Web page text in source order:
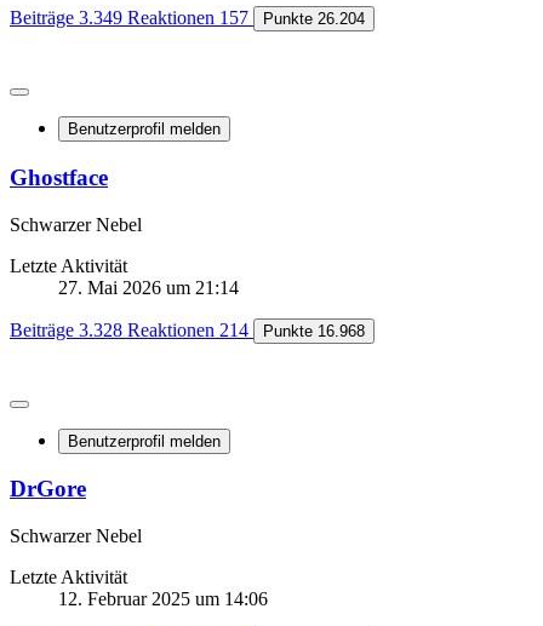
Beiträge 3.349 Reaktionen 157 Punkte 26.204
Benutzerprofil melden
Ghostface
Schwarzer Nebel
Letzte Aktivität
27. Mai 2026 um 21:14
Beiträge 3.328 Reaktionen 214 Punkte 16.968
Benutzerprofil melden
DrGore
Schwarzer Nebel
Letzte Aktivität
12. Februar 2025 um 14:06